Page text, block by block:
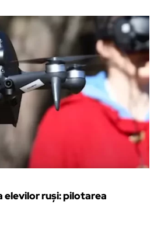
elevilor ruși: pilotarea